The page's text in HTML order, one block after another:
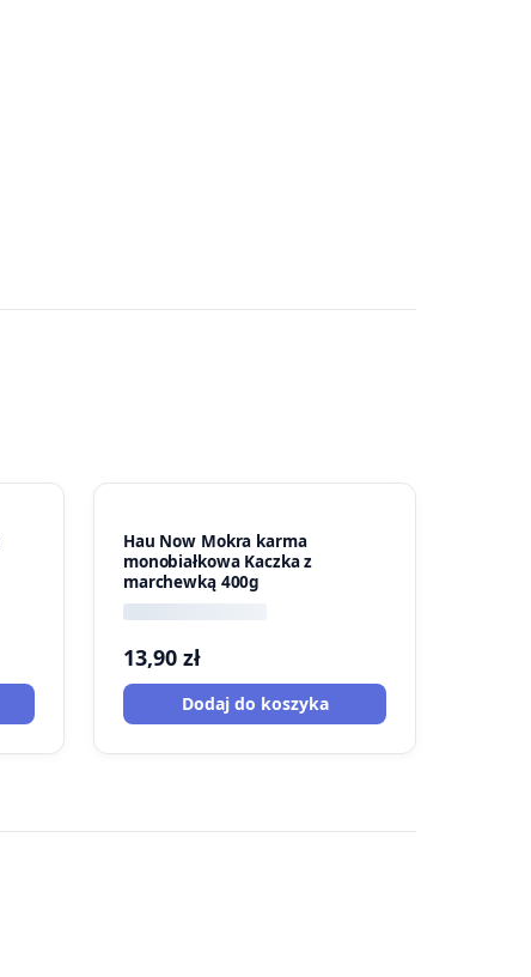
Hau Now Mokra karma
monobiałkowa Kaczka z
marchewką 400g
13,90 zł
Dodaj do koszyka